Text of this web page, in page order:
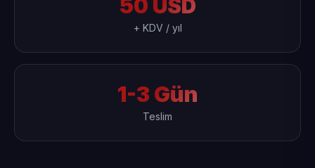
50 USD
+ KDV / yıl
1-3 Gün
Teslim